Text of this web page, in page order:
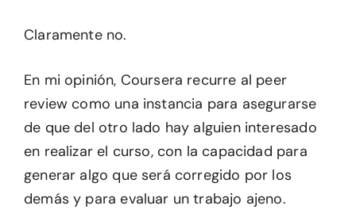
Claramente no.
En mi opinión, Coursera recurre al peer
review como una instancia para asegurarse
de que del otro lado hay alguien interesado
en realizar el curso, con la capacidad para
generar algo que será corregido por los
demás y para evaluar un trabajo ajeno.